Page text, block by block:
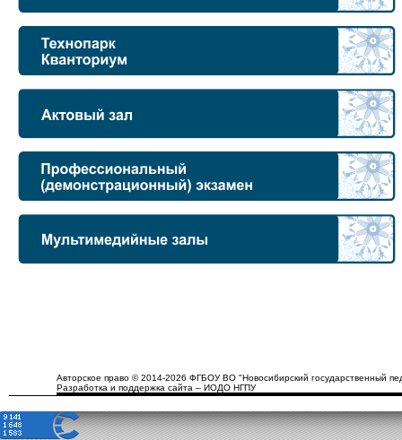
Авторское право © 2014-2026 ФГБОУ ВО "Новосибирский государственный
Разработка и поддержка сайта – ИОДО НГПУ